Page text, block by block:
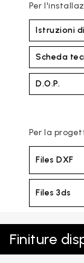
Per
Istruzioni
Scheda
D.O.P.
Per la
Files DXF
Files 3ds
Finiture